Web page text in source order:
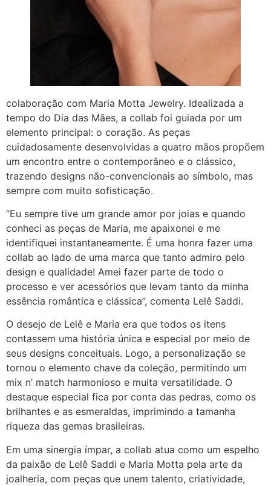
colaboração com Maria Motta Jewelry. Idealizada a
tempo do Dia das Mães, a collab foi guiada por um
elemento principal: o coração. As peças
cuidadosamente desenvolvidas a quatro mãos propõem
um encontro entre o contemporâneo e o clássico,
trazendo designs não-convencionais ao símbolo, mas
sempre com muito sofisticação.
“Eu sempre tive um grande amor por joias e quando
conheci as peças de Maria, me apaixonei e me
identifiquei instantaneamente. É uma honra fazer uma
collab ao lado de uma marca que tanto admiro pelo
design e qualidade! Amei fazer parte de todo o
processo e ver acessórios que levam tanto da minha
essência romântica e clássica”, comenta Lelê Saddi.
O desejo de Lelê e Maria era que todos os itens
contassem uma história única e especial por meio de
seus designs conceituais. Logo, a personalização se
tornou o elemento chave da coleção, permitindo um
mix n’ match harmonioso e muita versatilidade. O
destaque especial fica por conta das pedras, como os
brilhantes e as esmeraldas, imprimindo a tamanha
riqueza das gemas brasileiras.
Em uma sinergia ímpar, a collab atua como um espelho
da paixão de Lelê Saddi e Maria Motta pela arte da
joalheria, com peças que unem talento, criatividade,